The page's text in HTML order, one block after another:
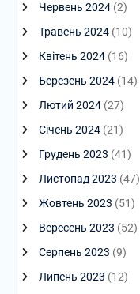
Червень 2024(2)
Травень 2024(10)
Квітень 2024(16)
Березень 2024(14)
Лютий 2024(27)
Січень 2024(21)
Грудень 2023 (41)
Листопад 2023 (47)
Жовтень 2023 (51)
Вересень 2023 (52)
Серпень 2023 (9)
Липень 2023 (12)